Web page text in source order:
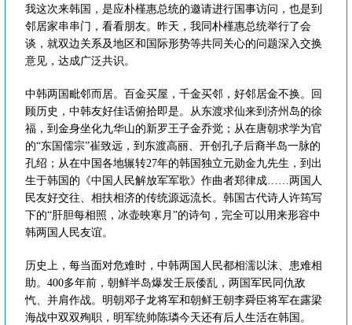
我这次来韩国，是应朴槿惠总统的邀请进行国事访问，也是到
邻居家串串门，看看朋友。昨天，我同朴槿惠总统举行了会
谈，就双边关系及地区和国际形势等共同关心的问题深入交换
意见，达成广泛共识。
中韩两国毗邻而居。百金买屋，千金买邻，好邻居金不换。回
顾历史，中韩友好佳话俯拾即是。从东渡求仙来到济州岛的徐
福，到金身坐化九华山的新罗王子金乔觉；从在唐朝求学为官
的“东国儒宗”崔致远，到东渡高丽、开创孔子后裔半岛一脉的
孔绍；从在中国各地辗转27年的韩国独立元勋金九先生，到出
生于韩国的《中国人民解放军军歌》作曲者郑律成……两国人
民友好交往、相扶相济的传统源远流长。韩国古代诗人许筠写
下的“肝胆每相照，冰壶映寒月”的诗句，完全可以用来形容中
韩两国人民友谊。
历史上，每当面对危难时，中韩两国人民都相濡以沫、患难相
助。400多年前，朝鲜半岛爆发壬辰倭乱，两国军民同仇敌
忾、并肩作战。明朝邓子龙将军和朝鲜王朝李舜臣将军在露梁
海战中双双殉职，明军统帅陈璘今天还有后人生活在韩国。